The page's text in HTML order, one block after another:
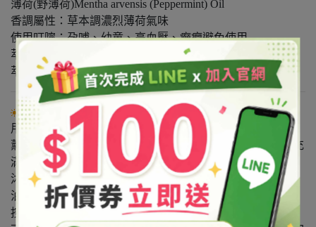
薄荷(野薄荷)Mentha arvensis (Peppermint) Oil
香調屬性：草本調濃烈薄荷氣味
使用叮嚀：孕哺、幼童、高血壓、癲癇避免使用
萃取部位：葉
萃取方式：蒸餾
使用方式
用法：供添加、調製化粧品用。
薰蒸法：薰蒸台上座加滿水後可滴入3～4滴精油，使室內充
滿芳香。
沐浴法：將8～10滴精油滴入浴盆中（可視水量多寡調整精
油使用量）可作全身或局部浸泡。
按摩法：可將精油以1：100的比例調配基底油按摩身體。